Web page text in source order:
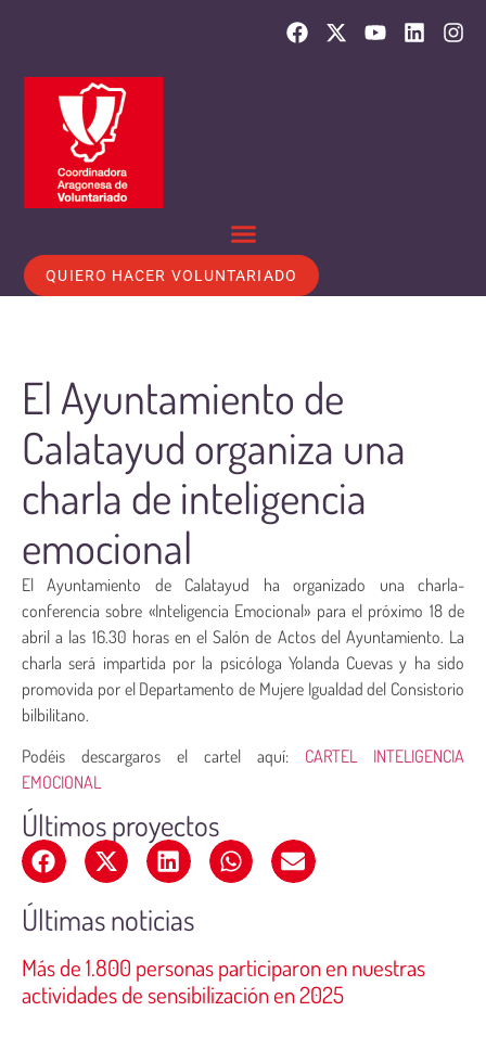
QUIERO HACER VOLUNTARIADO
El Ayuntamiento de
Calatayud organiza una
charla de inteligencia
emocional
El Ayuntamiento de Calatayud ha organizado una charla-
conferencia sobre «Inteligencia Emocional» para el próximo 18 de
abril a las 16.30 horas en el Salón de Actos del Ayuntamiento. La
charla será impartida por la psicóloga Yolanda Cuevas y ha sido
promovida por el Departamento de Mujere Igualdad del Consistorio
bilbilitano.
Podéis descargaros el cartel aquí: CARTEL INTELIGENCIA
EMOCIONAL
Últimos proyectos
Últimas noticias
Más de 1.800 personas participaron en nuestras
actividades de sensibilización en 2025